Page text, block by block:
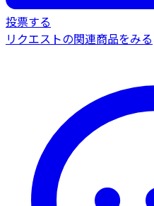
投票する
リクエストの関連商品をみる